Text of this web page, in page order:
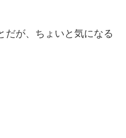
だが、ちょいと気になる